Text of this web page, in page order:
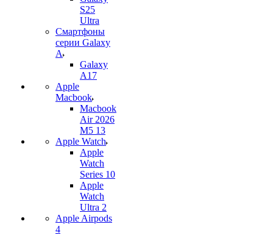
S25
Ultra
Смартфоны
серии Galaxy
A
Galaxy
A17
Apple
Macbook
Macbook
Air 2026
M5 13
Apple Watch
Apple
Watch
Series 10
Apple
Watch
Ultra 2
Apple Airpods
4